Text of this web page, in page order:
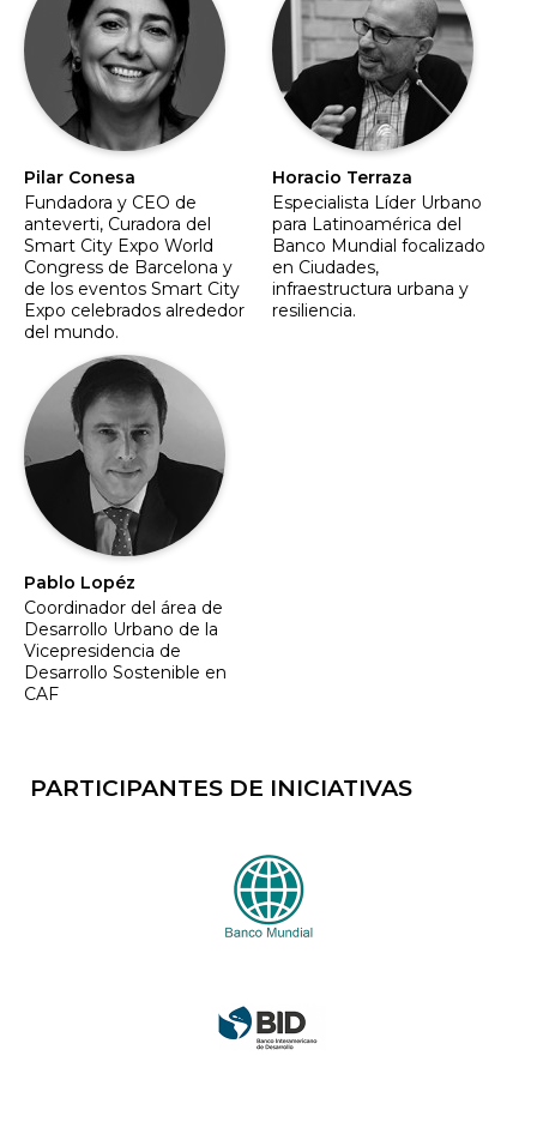
Pilar Conesa
Fundadora y CEO de
anteverti, Curadora del
Smart City Expo World
Congress de Barcelona y
de los eventos Smart City
Expo celebrados alrededor
del mundo.
Horacio Terraza
Especialista Líder Urbano
para Latinoamérica del
Banco Mundial focalizado
en Ciudades,
infraestructura urbana y
resiliencia.
Pablo Lopéz
Coordinador del área de
Desarrollo Urbano de la
Vicepresidencia de
Desarrollo Sostenible en
CAF
PARTICIPANTES DE INICIATIVAS